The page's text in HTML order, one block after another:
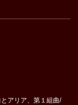
アリア、第１組曲/